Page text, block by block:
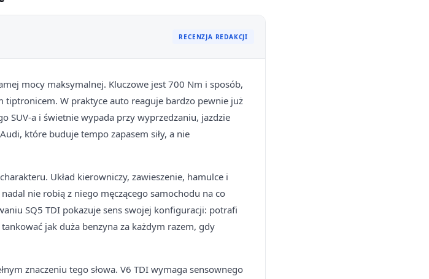
RECENZJA REDAKCJI
mocy maksymalnej. Kluczowe jest 700 Nm i sposób,
W praktyce auto reaguje bardzo pewnie już
SUV-a i świetnie wypada przy wyprzedzaniu, jazdzie
które buduje tempo zapasem siły, a nie
Układ kierowniczy, zawieszenie, hamulce i
nie robią z niego męczącego samochodu na co
SQ5 TDI pokazuje sens swojej konfiguracji: potrafi
jak duża benzyna za każdym razem, gdy
znaczeniu tego słowa. V6 TDI wymaga sensownego